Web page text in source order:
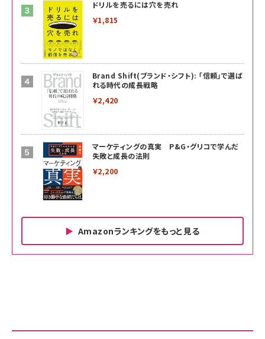
ドリルを売るには穴を売れ
￥1,815
Brand Shift(ブランド・シフト): 「信頼」で選ば
れる時代の成長戦略
￥2,420
マーケティングの真実 P&G・グリコで学んだ
失敗と成長の法則
￥2,200
Amazonランキングをもっと見る
￥880
サポート正規品 メーカー保証5年 KLMEA128G
サポート正規品 メーカー保証5年 KLMEA128G